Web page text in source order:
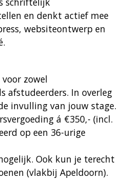
en denkt actief mee
websiteontwerp en
zowel
afstudeerders. In overleg
invulling van jouw stage.
á €350,- (incl.
op een 36-urige
Ook kun je terecht
(vlakbij Apeldoorn).